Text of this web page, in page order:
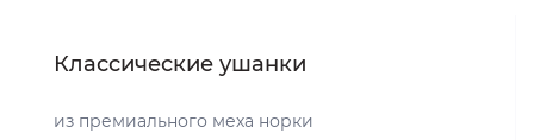
Классические ушанки
из премиального меха норки